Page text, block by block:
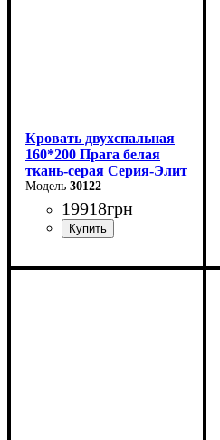
Кровать двухспальная
160*200 Прага белая
ткань-серая Серия-Элит
30122
19918грн
Ширина: 168 см